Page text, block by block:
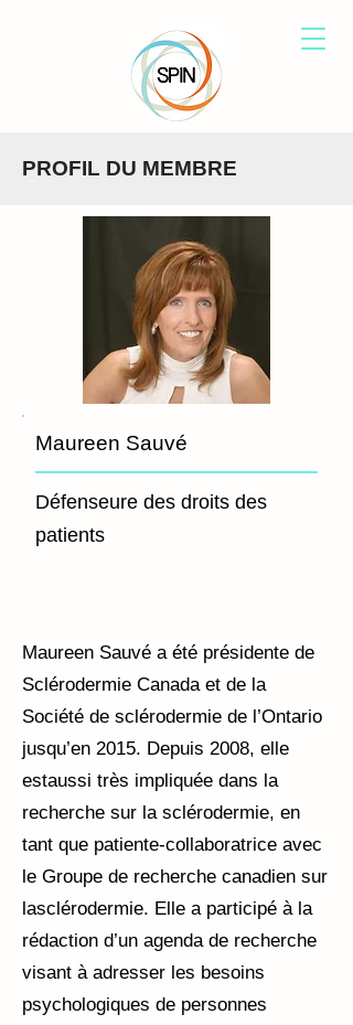
PROFIL DU MEMBRE
Maureen Sauvé
Défenseure des droits des
patients
Maureen Sauvé a été présidente de
Sclérodermie Canada et de la
Société de sclérodermie de l’Ontario
jusqu’en 2015. Depuis 2008, elle
estaussi très impliquée dans la
recherche sur la sclérodermie, en
tant que patiente-collaboratrice avec
le Groupe de recherche canadien sur
lasclérodermie. Elle a participé à la
rédaction d’un agenda de recherche
visant à adresser les besoins
psychologiques de personnes